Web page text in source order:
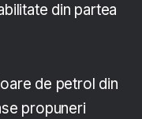
din partea
de petrol din
propuneri